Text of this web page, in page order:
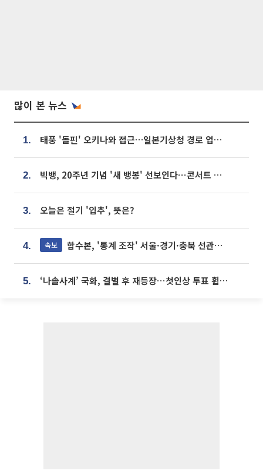
많이 본 뉴스
1. 태풍 '돌핀' 오키나와 접근…일본기상청 경로 업데이트
2. 빅뱅, 20주년 기념 '새 뱅봉' 선보인다⋯콘서트 앞두고 팝업 개최
3. 오늘은 절기 '입추', 뜻은?
4. 속보 합수본, '통계 조작' 서울·경기·충북 선관위 등 추가 압수수색
5. ‘나솔사계’ 국화, 결별 후 재등장⋯첫인상 투표 휩쓸고 ‘인기녀’ 등극